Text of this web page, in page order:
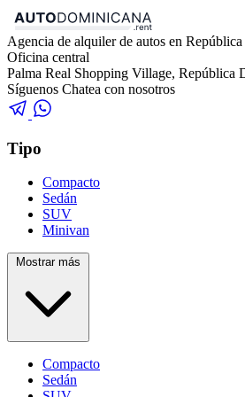
Agencia de alquiler de autos en
Oficina central
Palma Real Shopping Village, República
Síguenos Chatea con nosotros
Tipo
Compacto
Sedán
SUV
Minivan
Mostrar más
Compacto
Sedán